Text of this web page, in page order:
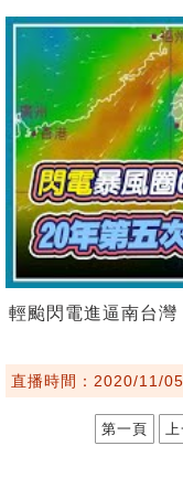
輕颱閃電進逼南台
直播時間：2020/11/
第一頁